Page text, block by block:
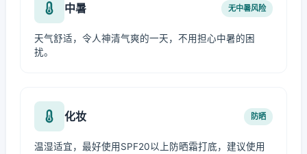
中暑 无中暑风险
天气舒适，令人神清气爽的一天，不用担心中暑的困
扰。
化妆 防晒
温湿适宜，最好使用SPF20以上防晒霜打底，建议使用